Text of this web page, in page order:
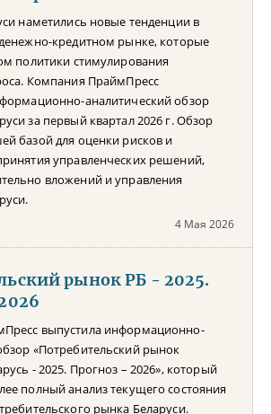
наметились новые тенденции в
кредитном рынке, которые
политики стимулирования
Компания ПраймПресс
аналитический обзор
за первый квартал 2026 г. Обзор
базой для оценки рисков и
управленческих решений,
вложений и управления
4 Мая 2026
рынок РБ - 2025.
выпустила информационно-
«Потребительский рынок
- 2025. Прогноз – 2026», который
полный анализ текущего состояния
рынка Беларуси.